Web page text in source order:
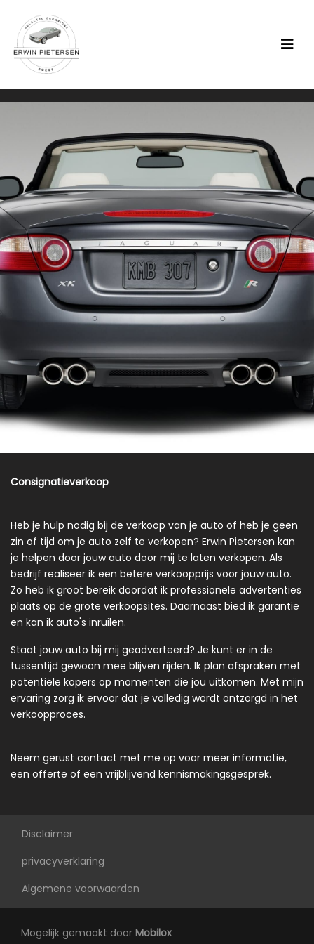
Consignatieverkoop
Heb je hulp nodig bij de verkoop van je auto of heb je geen
zin of tijd om je auto zelf te verkopen? Erwin Pietersen kan
je helpen door jouw auto door mij te laten verkopen. Als
bedrijf realiseer ik een betere verkoopprijs voor jouw auto.
Zo heb ik groot bereik doordat ik professionele advertenties
plaats op de grote verkoopsites. Daarnaast bied ik garantie
en kan ik auto's inruilen.
Staat jouw auto bij mij geadverteerd? Je kunt er in de
tussentijd gewoon mee blijven rijden. Ik plan afspraken met
potentiële kopers op momenten die jou uitkomen. Met mijn
ervaring zorg ik ervoor dat je volledig wordt ontzorgd in het
verkoopproces.
Neem gerust contact met me op voor meer informatie,
een offerte of een vrijblijvend kennismakingsgesprek.
Disclaimer
privacyverklaring
Algemene voorwaarden
Mogelijk gemaakt door Mobilox